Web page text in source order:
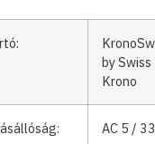
by Swiss
Krono
AC 5 / 33